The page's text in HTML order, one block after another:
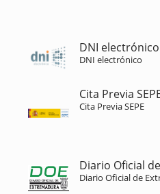
DNI electrónico
DNI electrónico
Cita Previa
Cita Previa SEPE
Diario Oficial
Diario Oficial de